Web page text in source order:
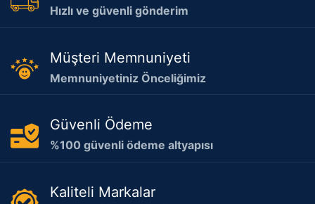
Hızlı ve güvenli gönderim
Müşteri Memnuniyeti
Memnuniyetiniz Önceliğimiz
Güvenli Ödeme
%100 güvenli ödeme altyapısı
Kaliteli Markalar